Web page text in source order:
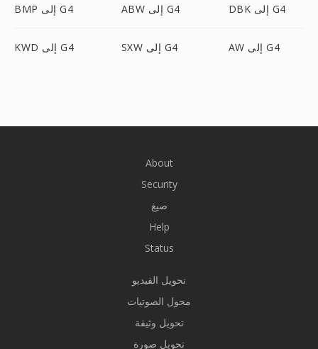
BMP إلى G4 ABW إلى G4 DBK إلى G4
KWD إلى G4 SXW إلى G4 AW إلى G4
About
Security
صيغ
Help
Status
تحويل الفيديو
محول الصوتيات
تحويل وثيقة
تحويل صورة